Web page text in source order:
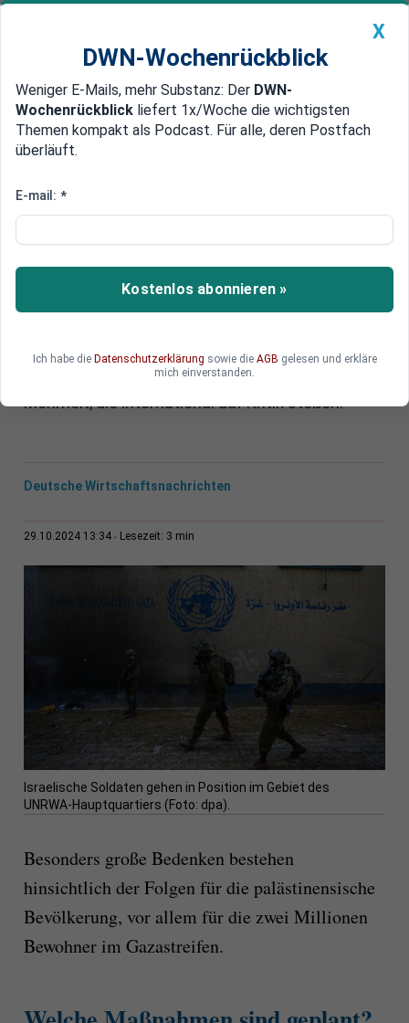
Newsticker MEIN DWN: Geldanlage Premium
Edelmetalle DWN-Magazin China
Israels UNRWA-Verbot:
die Region
Nach einem Parlamentsbeschluss in Israel wird
das UN-Palästinenserhilfswerk UNRWA seine
drei Monaten einstellen müssen. Die Knesset
verabschiedete zwei Gesetze mit deutlicher
Mehrheit, die international auf Kritik stoßen.
Deutsche Wirtschaftsnachrichten
29.10.2024 13:34 Lesezeit: 3 min
Israelische Soldaten gehen in Position im Gebiet des
UNRWA-Hauptquartiers (Foto: dpa).
Besonders große Bedenken bestehen
hinsichtlich der Folgen für die palästinensische
Bevölkerung, vor allem für die zwei Millionen
Bewohner im Gazastreifen.
X
DWN-Wochenrückblick
Weniger E-Mails, mehr Substanz: Der DWN-
Wochenrückblick liefert 1x/Woche die wichtigsten
Themen kompakt als Podcast. Für alle, deren Postfach
überläuft.
E-mail: *
Kostenlos abonnieren »
Ich habe die Datenschutzerklärung sowie die AGB gelesen und erkläre
mich einverstanden.